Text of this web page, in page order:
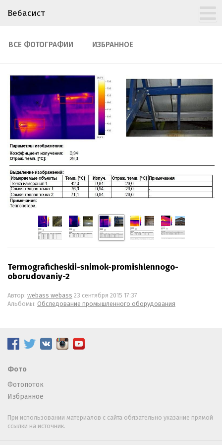
Вебасист
ВСЕ ФОТОГРАФИИ ИЗБРАННОЕ
Termograficheskii-snimok-promishlennogo-
oborudovaniy-2
Автор: webass webass 23 сентября 2015 17:37
Альбомы: Обследование промышленного оборудования
Фото
Фотопоток
Избранное
При использовании материалов с сайта обязательно указание прямой
ссылки на источник.